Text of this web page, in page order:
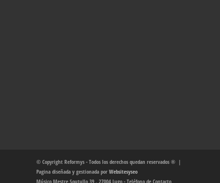
© Copyright Reformys - Todos los derechos quedan reservados ® |
Pagina diseñada y gestionada por Websitesyseo
Músico Mestre Soutullo 39 . 27004 Lugo - Teléfono de Contacto